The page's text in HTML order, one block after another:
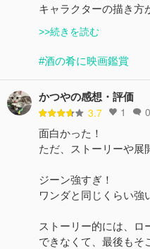
キャラクターの描き
>>続きを読む
#酒の肴に映画鑑賞
かつやの感想・評価
3.7 1 0
面白かった！
ただ、ストーリーや展
ジーン強すぎ！
ワンダと同じくらい強
ストーリー的には、ロ
できなくて、最後もそ